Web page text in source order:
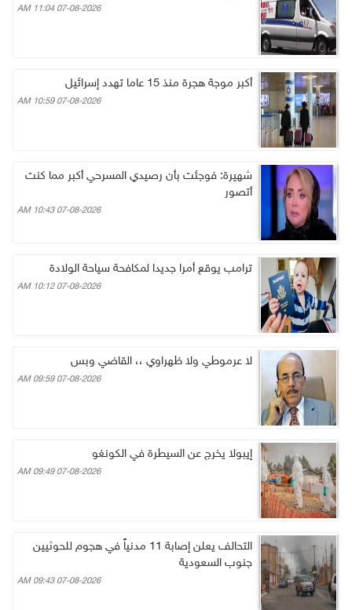
07-08-2026 11:04 AM
أكبر موجة هجرة منذ 15 عاما تهدد إسرائيل
07-08-2026 10:59 AM
شهيرة: فوجئت بأن رصيدي المسرحي أكبر مما كنت
أتصور
07-08-2026 10:43 AM
ترامب يوقع أمرا جديدا لمكافحة سياحة الولادة
07-08-2026 10:12 AM
لا عرموطي ولا ظهراوي ،، القاضي وبس
07-08-2026 09:59 AM
إيبولا يخرج عن السيطرة في الكونغو
07-08-2026 09:49 AM
التحالف يعلن إصابة 11 مدنياً في هجوم للحوثيين
جنوب السعودية
07-08-2026 09:43 AM